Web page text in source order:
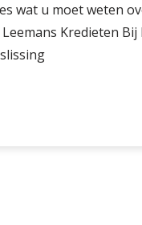
wat u moet weten
Kredieten